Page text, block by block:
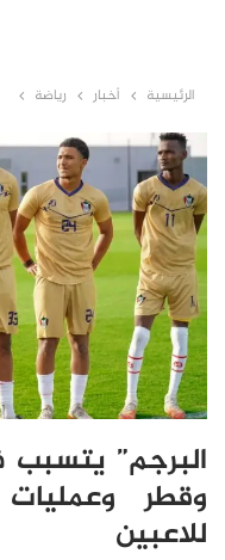
الرئيسية أخبار رياضة
البرجم” يتسبب
وقطر
للاعبين